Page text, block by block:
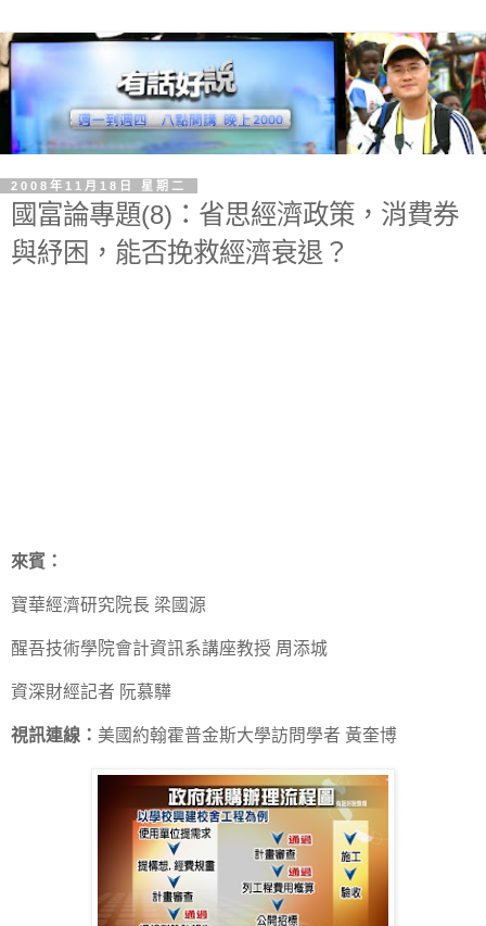
2008年11月18日 星期二
國富論專題(8)：省思經濟政策，消費券
與紓困，能否挽救經濟衰退？
來賓：
寶華經濟研究院長 梁國源
醒吾技術學院會計資訊系講座教授 周添城
資深財經記者 阮慕驊
視訊連線： 美國約翰霍普金斯大學訪問學者 黃奎博